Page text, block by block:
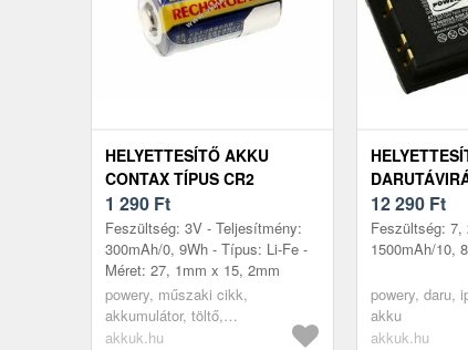
HELYETTESÍTŐ AKKU
CONTAX TÍPUS CR2
1 290 Ft
Feszültség: 3V - Teljesítmény:
300mAh/0, 9Wh - Típus: Li-Fe -
Méret: 27, 1mm x 15, 2mm
powery, műszaki cikk,
akkumulátor, töltő,
digitáliskamera akkumulátor
akkuk.hu
RX 100J
12 290 Ft
Feszültség: 7,
1500mAh/10,
powery, daru,
akku
akkuk.hu